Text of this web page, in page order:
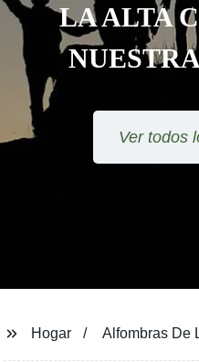
LA ALTA
Ver todos
Hogar Alfombras De